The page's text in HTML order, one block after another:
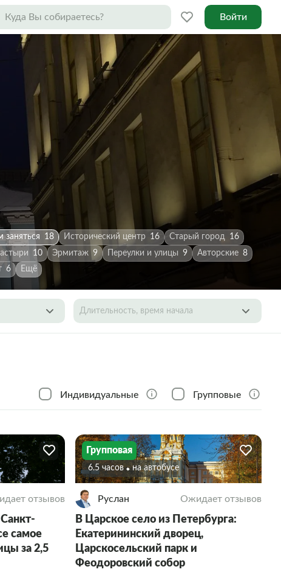
Войти
заняться 18 Исторический центр 16 Старый город 16
10 Эрмитаж 9 Переулки и улицы 9 Авторские 8
6 Ещё
Длительность, время начала
Индивидуальные Групповые
отзывов
самое
за 2,5
Групповая
6.5 часов На автобусе
Руслан Ожидает отзывов
В Царское село из Петербурга:
Екатерининский дворец,
Царскосельский парк и
Феодоровский собор